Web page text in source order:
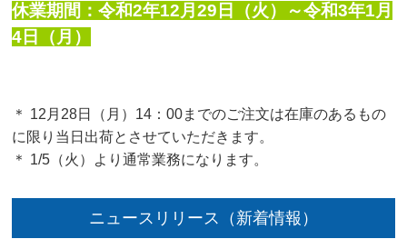
休業期間：令和2年12月29日（火）～令和3年1月
4日（月）
＊ 12月28日（月）14：00までのご注文は在庫のあるもの
に限り当日出荷とさせていただきます。
＊ 1/5（火）より通常業務になります。
ニュースリリース（新着情報）